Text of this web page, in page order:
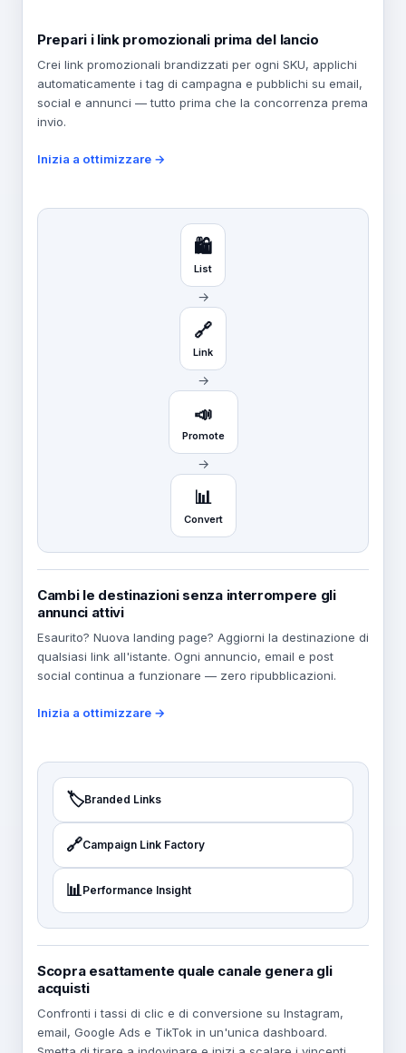
Prepari i link promozionali prima del lancio
Crei link promozionali brandizzati per ogni SKU, applichi
automaticamente i tag di campagna e pubblichi su email,
social e annunci — tutto prima che la concorrenza prema
invio.
Inizia a ottimizzare →
🛍️
List
→
🔗
Link
→
📣
Promote
→
📊
Convert
Cambi le destinazioni senza interrompere gli
annunci attivi
Esaurito? Nuova landing page? Aggiorni la destinazione di
qualsiasi link all'istante. Ogni annuncio, email e post
social continua a funzionare — zero ripubblicazioni.
Inizia a ottimizzare →
🏷️Branded Links
🔗Campaign Link Factory
📊Performance Insight
Scopra esattamente quale canale genera gli
acquisti
Confronti i tassi di clic e di conversione su Instagram,
email, Google Ads e TikTok in un'unica dashboard.